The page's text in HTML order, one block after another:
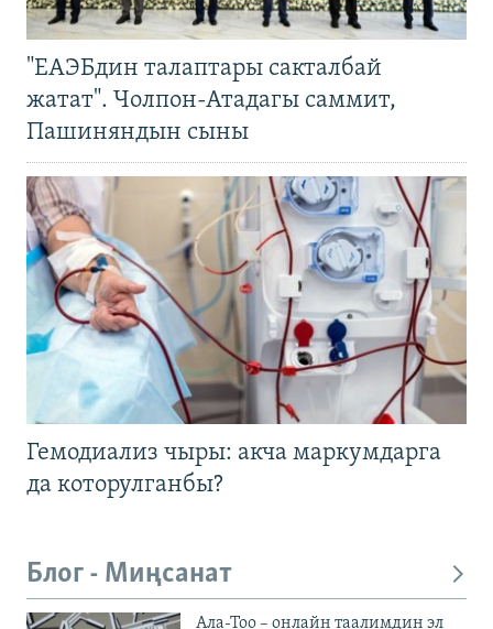
"ЕАЭБдин талаптары сакталбай
жатат". Чолпон-Атадагы саммит,
Пашиняндын сыны
Гемодиализ чыры: акча маркумдарга
да которулганбы?
Блог - Миңсанат
Ала-Тоо – онлайн таалимдин эл